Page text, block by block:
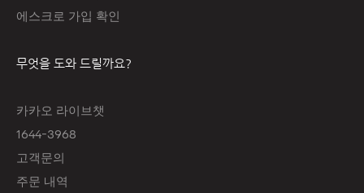
에스크로 가입 확인
무엇을 도와 드릴까요?
카카오 라이브챗
1644-3968
고객문의
주문 내역